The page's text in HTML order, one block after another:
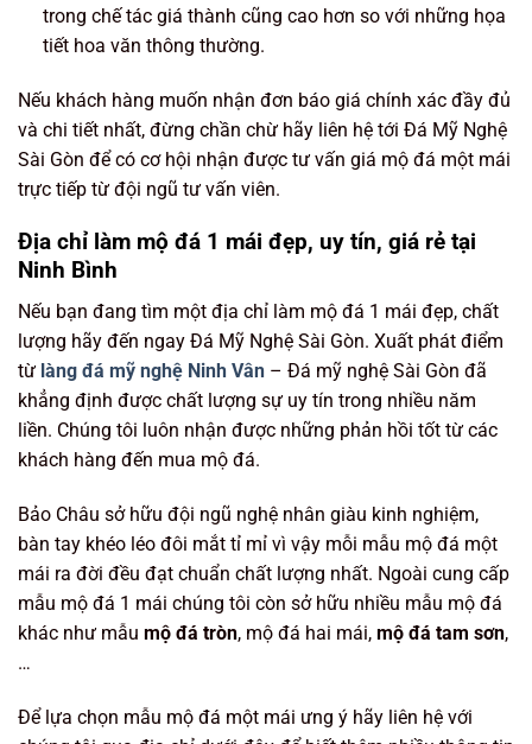
trong chế tác giá thành cũng cao hơn so với những họa
tiết hoa văn thông thường.
Nếu khách hàng muốn nhận đơn báo giá chính xác đầy đủ
và chi tiết nhất, đừng chần chừ hãy liên hệ tới Đá Mỹ Nghệ
Sài Gòn để có cơ hội nhận được tư vấn giá mộ đá một mái
trực tiếp từ đội ngũ tư vấn viên.
Địa chỉ làm mộ đá 1 mái đẹp, uy tín, giá rẻ tại
Ninh Bình
Nếu bạn đang tìm một địa chỉ làm mộ đá 1 mái đẹp, chất
lượng hãy đến ngay Đá Mỹ Nghệ Sài Gòn. Xuất phát điểm
từ làng đá mỹ nghệ Ninh Vân – Đá mỹ nghệ Sài Gòn đã
khẳng định được chất lượng sự uy tín trong nhiều năm
liền. Chúng tôi luôn nhận được những phản hồi tốt từ các
khách hàng đến mua mộ đá.
Bảo Châu sở hữu đội ngũ nghệ nhân giàu kinh nghiệm,
bàn tay khéo léo đôi mắt tỉ mỉ vì vậy mỗi mẫu mộ đá một
mái ra đời đều đạt chuẩn chất lượng nhất. Ngoài cung cấp
mẫu mộ đá 1 mái chúng tôi còn sở hữu nhiều mẫu mộ đá
khác như mẫu mộ đá tròn, mộ đá hai mái, mộ đá tam sơn,
…
Để lựa chọn mẫu mộ đá một mái ưng ý hãy liên hệ với